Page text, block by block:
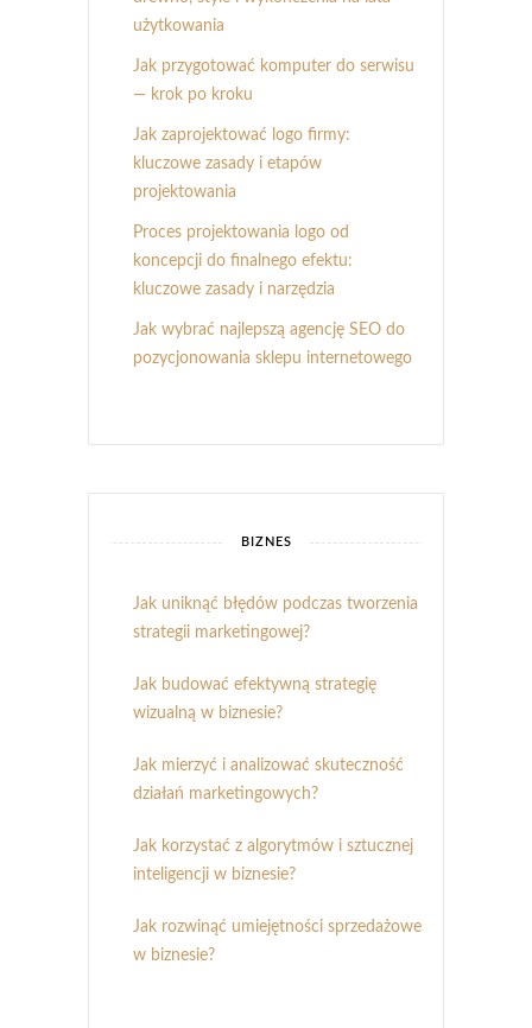
użytkowania
Jak przygotować komputer do serwisu
— krok po kroku
Jak zaprojektować logo firmy:
kluczowe zasady i etapów
projektowania
Proces projektowania logo od
koncepcji do finalnego efektu:
kluczowe zasady i narzędzia
Jak wybrać najlepszą agencję SEO do
pozycjonowania sklepu internetowego
BIZNES
Jak uniknąć błędów podczas tworzenia
strategii marketingowej?
Jak budować efektywną strategię
wizualną w biznesie?
Jak mierzyć i analizować skuteczność
działań marketingowych?
Jak korzystać z algorytmów i sztucznej
inteligencji w biznesie?
Jak rozwinąć umiejętności sprzedażowe
w biznesie?